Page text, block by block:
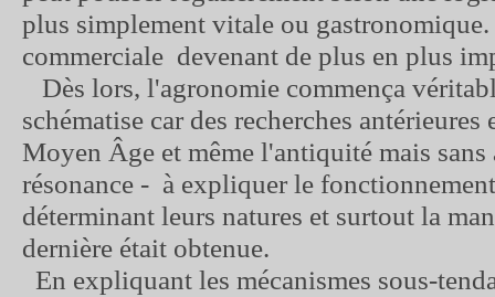
plus simplement vitale ou
commerciale devenant de plus en plus
Dès lors, l'agronomie commença
schématise car des recherches
Moyen Âge et même l'antiquité mais
résonance - à expliquer le
déterminant leurs natures et surtout la
dernière était obtenue.
En expliquant les mécanismes sous-